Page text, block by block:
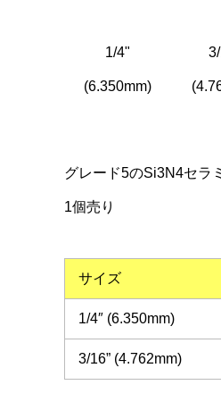
1/4"
(6.350mm)
グレード5のSi3N4セラ
1個売り
サイズ
1/4″ (6.350mm)
3/16” (4.762mm)